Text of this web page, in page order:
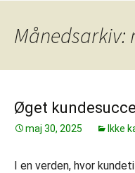
Månedsarkiv:
Øget
maj 30, 2025 Ikke
I en verden, hvor